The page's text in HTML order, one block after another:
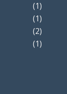
(1)
(1)
(2)
(1)